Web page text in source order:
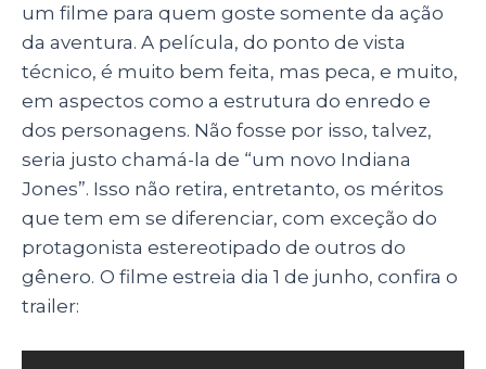
um filme para quem goste somente da ação
da aventura. A película, do ponto de vista
técnico, é muito bem feita, mas peca, e muito,
em aspectos como a estrutura do enredo e
dos personagens. Não fosse por isso, talvez,
seria justo chamá-la de “um novo Indiana
Jones”. Isso não retira, entretanto, os méritos
que tem em se diferenciar, com exceção do
protagonista estereotipado de outros do
gênero. O filme estreia dia 1 de junho, confira o
trailer: